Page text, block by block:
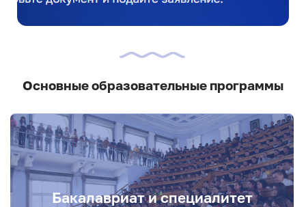
Основные образовательные программы
Бакалавриат и специалитет
Бакалавриат и специалитет
.